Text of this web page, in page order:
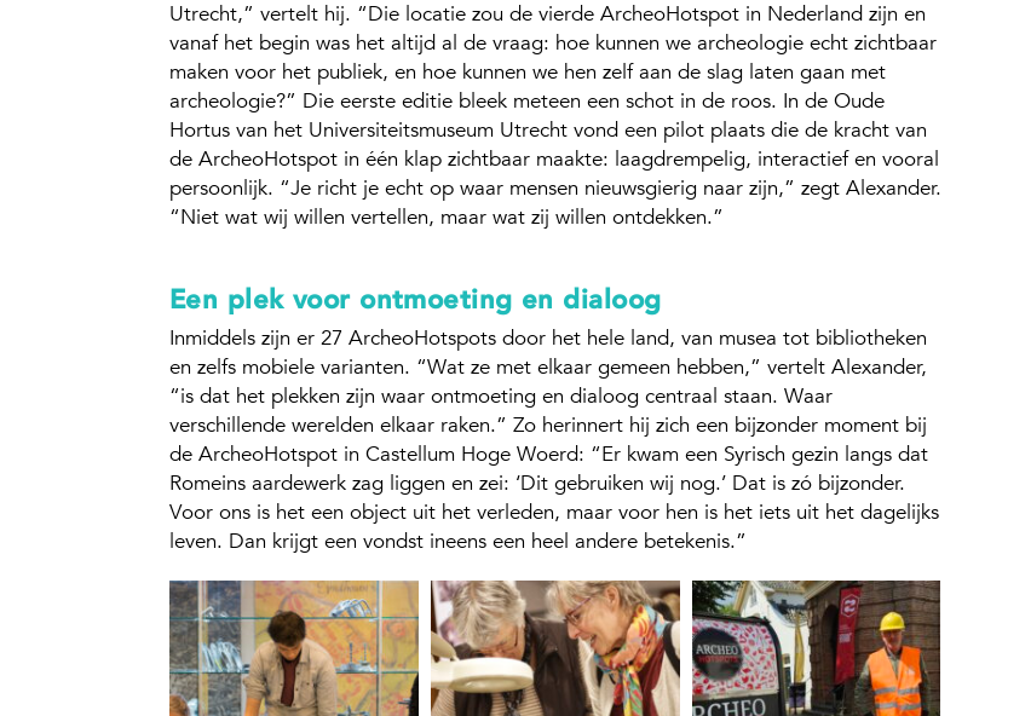
Utrecht,” vertelt hij. “Die locatie zou de vierde ArcheoHotspot in Nederland zijn en
vanaf het begin was het altijd al de vraag: hoe kunnen we archeologie echt zichtbaar
maken voor het publiek, en hoe kunnen we hen zelf aan de slag laten gaan met
archeologie?” Die eerste editie bleek meteen een schot in de roos. In de Oude
Hortus van het Universiteitsmuseum Utrecht vond een pilot plaats die de kracht van
de ArcheoHotspot in één klap zichtbaar maakte: laagdrempelig, interactief en vooral
persoonlijk. “Je richt je echt op waar mensen nieuwsgierig naar zijn,” zegt Alexander.
“Niet wat wij willen vertellen, maar wat zij willen ontdekken.”
Een plek voor ontmoeting en dialoog
Inmiddels zijn er 27 ArcheoHotspots door het hele land, van musea tot bibliotheken
en zelfs mobiele varianten. “Wat ze met elkaar gemeen hebben,” vertelt Alexander,
“is dat het plekken zijn waar ontmoeting en dialoog centraal staan. Waar
verschillende werelden elkaar raken.” Zo herinnert hij zich een bijzonder moment bij
de ArcheoHotspot in Castellum Hoge Woerd: “Er kwam een Syrisch gezin langs dat
Romeins aardewerk zag liggen en zei: ‘Dit gebruiken wij nog.’ Dat is zó bijzonder.
Voor ons is het een object uit het verleden, maar voor hen is het iets uit het dagelijks
leven. Dan krijgt een vondst ineens een heel andere betekenis.”